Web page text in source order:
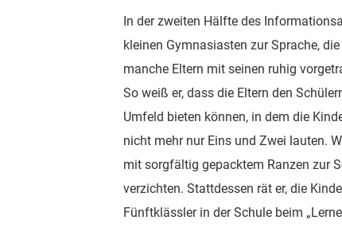
In der zweiten Hälfte des
kleinen Gymnasiasten zur Sprache,
manche Eltern mit seinen ruhig
So weiß er, dass die Eltern den
Umfeld bieten können, in dem die
nicht mehr nur Eins und Zwei lauten.
mit sorgfältig gepacktem Ranzen zur
verzichten. Stattdessen rät er, die
Fünftklässler in der Schule beim